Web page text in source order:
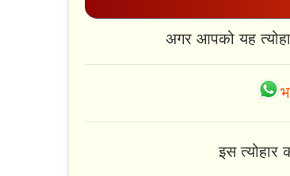
अगर आपको यह
इस त्योहार